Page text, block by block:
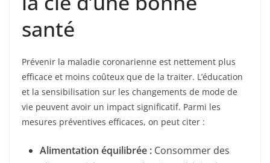
santé
Prévenir la maladie coronarienne est nettement plus
efficace et moins coûteux que de la traiter. L’éducation
et la sensibilisation sur les changements de mode de
vie peuvent avoir un impact significatif. Parmi les
mesures préventives efficaces, on peut citer :
Alimentation équilibrée : Consommer des